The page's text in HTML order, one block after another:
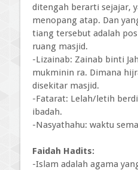
ditengah berarti sejajar,
menopang atap. Dan
tiang tersebut adalah
ruang masjid.
-Lizainab: Zainab binti
mukminin ra. Dimana
disekitar masjid.
-Fatarat: Lelah/letih
ibadah.
-Nasyathahu: waktu
Faidah Hadits:
-Islam adalah agama